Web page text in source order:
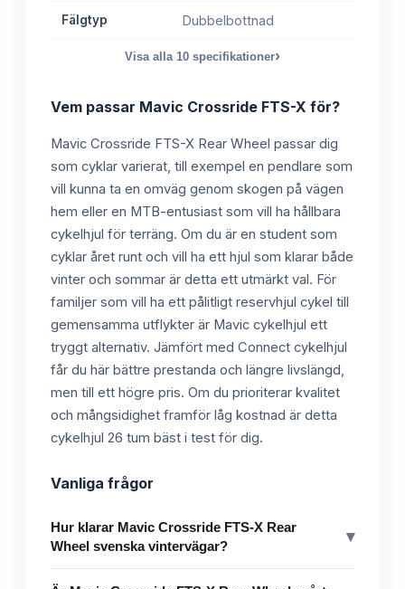
Fälgtyp Dubbelbottnad
Visa alla 10 specifikationer›
Vem passar Mavic Crossride FTS-X för?
Mavic Crossride FTS-X Rear Wheel passar dig
som cyklar varierat, till exempel en pendlare som
vill kunna ta en omväg genom skogen på vägen
hem eller en MTB-entusiast som vill ha hållbara
cykelhjul för terräng. Om du är en student som
cyklar året runt och vill ha ett hjul som klarar både
vinter och sommar är detta ett utmärkt val. För
familjer som vill ha ett pålitligt reservhjul cykel till
gemensamma utflykter är Mavic cykelhjul ett
tryggt alternativ. Jämfört med Connect cykelhjul
får du här bättre prestanda och längre livslängd,
men till ett högre pris. Om du prioriterar kvalitet
och mångsidighet framför låg kostnad är detta
cykelhjul 26 tum bäst i test för dig.
Vanliga frågor
Hur klarar Mavic Crossride FTS-X Rear
Wheel svenska vintervägar?
▾